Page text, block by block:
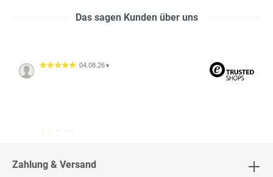
Das sagen Kunden über uns
04.08.26 ▼
Zahlung & Versand